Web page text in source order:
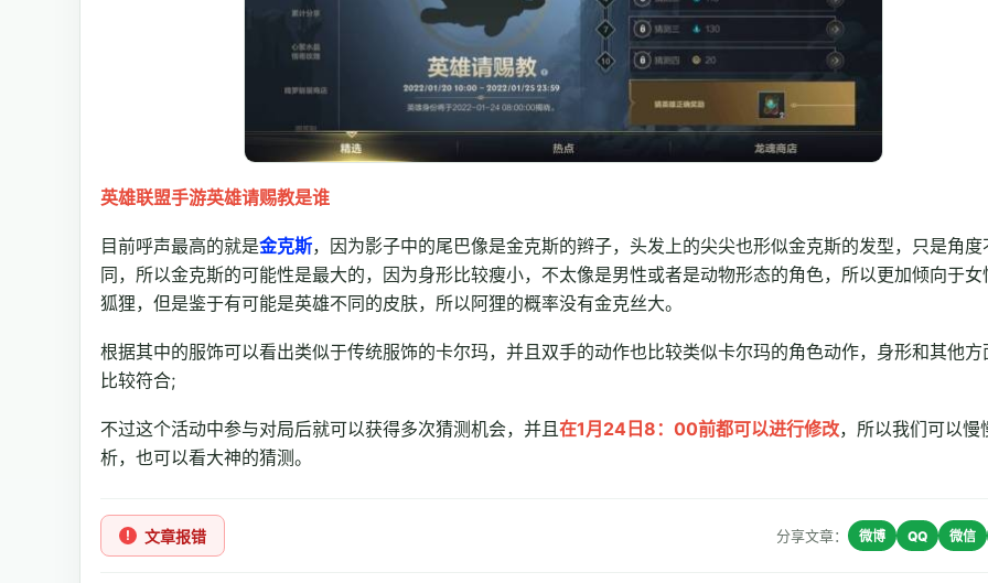
英雄联盟手游英雄请赐教是谁
目前呼声最高的就是金克斯，因为影子中的尾巴像是金克斯的辫子，头发上的尖尖也形似金克斯的发型，只是角度
同，所以金克斯的可能性是最大的，因为身形比较瘦小，不太像是男性或者是动物形态的角色，所以更加倾向于女
狐狸，但是鉴于有可能是英雄不同的皮肤，所以阿狸的概率没有金克丝大。
根据其中的服饰可以看出类似于传统服饰的卡尔玛，并且双手的动作也比较类似卡尔玛的角色动作，身形和其他方
比较符合;
不过这个活动中参与对局后就可以获得多次猜测机会，并且在1月24日8：00前都可以进行修改，所以我们可以慢
析，也可以看大神的猜测。
文章报错 分享文章： 微博 QQ 微信